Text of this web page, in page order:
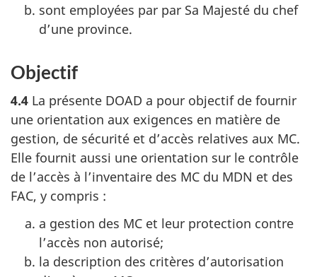
sont employées par par Sa Majesté du chef
d’une province.
Objectif
4.4 La présente DOAD a pour objectif de fournir
une orientation aux exigences en matière de
gestion, de sécurité et d’accès relatives aux MC.
Elle fournit aussi une orientation sur le contrôle
de l’accès à l’inventaire des MC du MDN et des
FAC, y compris :
a gestion des MC et leur protection contre
l’accès non autorisé;
la description des critères d’autorisation